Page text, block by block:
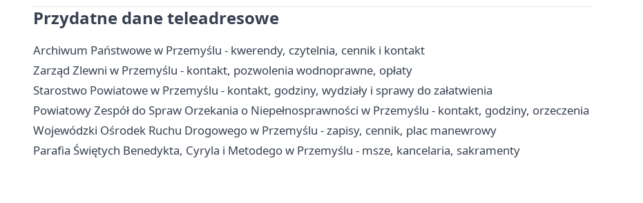
Przydatne dane teleadresowe
Archiwum Państwowe w Przemyślu - kwerendy, czytelnia, cennik i kontakt
Zarząd Zlewni w Przemyślu - kontakt, pozwolenia wodnoprawne, opłaty
Starostwo Powiatowe w Przemyślu - kontakt, godziny, wydziały i sprawy do załatwienia
Powiatowy Zespół do Spraw Orzekania o Niepełnosprawności w Przemyślu - kontakt, godziny, orzeczenia
Wojewódzki Ośrodek Ruchu Drogowego w Przemyślu - zapisy, cennik, plac manewrowy
Parafia Świętych Benedykta, Cyryla i Metodego w Przemyślu - msze, kancelaria, sakramenty